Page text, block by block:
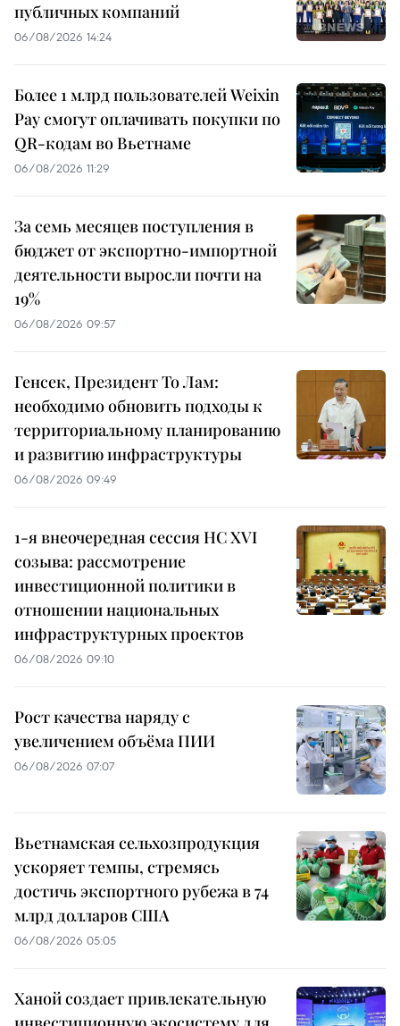
публичных компаний
06/08/2026 14:24
Более 1 млрд пользователей Weixin
Pay смогут оплачивать покупки по
QR-кодам во Вьетнаме
06/08/2026 11:29
За семь месяцев поступления в
бюджет от экспортно-импортной
деятельности выросли почти на
19%
06/08/2026 09:57
Генсек, Президент То Лам:
необходимо обновить подходы к
территориальному планированию
и развитию инфраструктуры
06/08/2026 09:49
1-я внеочередная сессия НС XVI
созыва: рассмотрение
инвестиционной политики в
отношении национальных
инфраструктурных проектов
06/08/2026 09:10
Рост качества наряду с
увеличением объёма ПИИ
06/08/2026 07:07
Вьетнамская сельхозпродукция
ускоряет темпы, стремясь
достичь экспортного рубежа в 74
млрд долларов США
06/08/2026 05:05
Ханой создает привлекательную